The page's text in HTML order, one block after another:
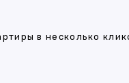
в несколько